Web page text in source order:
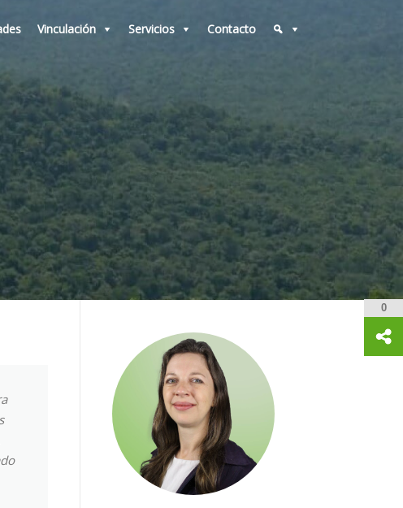
Vinculación Servicios Contacto
0